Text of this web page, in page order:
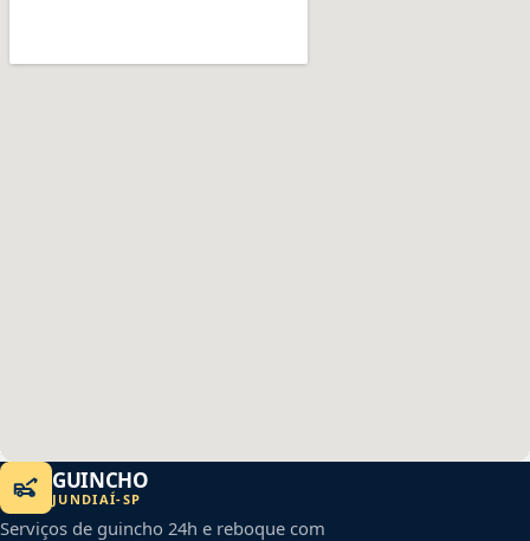
GUINCHO
JUNDIAÍ-SP
Serviços de guincho 24h e reboque com